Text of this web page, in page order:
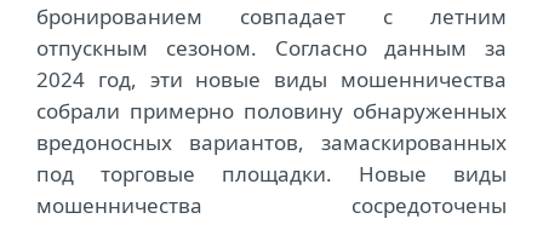
бронированием совпадает с летним
отпускным сезоном. Согласно данным за
2024 год, эти новые виды мошенничества
собрали примерно половину обнаруженных
вредоносных вариантов, замаскированных
под торговые площадки. Новые виды
мошенничества сосредоточены